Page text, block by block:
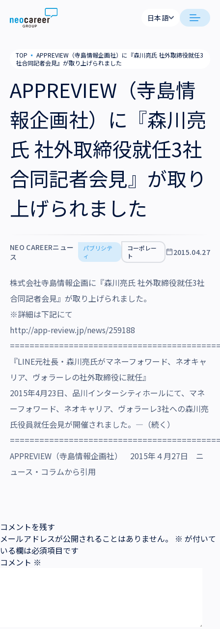
Skip to content
私たちの考え方
就労支援
業務支援
会社概要
役員一覧
拠点一覧
グループ会社
サステナビリティ
採用情報
日本語
TOP ▪ APPREVIEW（寺島情報企画社）に『森川亮氏 社外取締役就任3
社合同記者会見』が取り上げられました
APPREVIEW（寺島情
報企画社）に『森川亮
氏 社外取締役就任3社
合同記者会見』が取り
上げられました
NEO CAREERニュー
ス
パブリシテ
ィ
コーポレー
ト
2015.04.27
株式会社寺島情報企画に『森川亮氏 社外取締役就任3社
合同記者会見』が取り上げられました。
※詳細は下記にて
http://app-review.jp/news/259188
『LINE元社長・森川亮氏がマネーフォワード、ネオキャ
リア、ヴォラーレの社外取締役に就任』
2015年4月23日、品川インターシティホールにて、マネ
ーフォワード、ネオキャリア、ヴォラーレ3社への森川亮
氏役員就任会見が開催されました。―（続く）
APPREVIEW（寺島情報企画社） 2015年４月27日 ニ
ュース・コラムから引用
コメントを残す
メールアドレスが公開されることはありません。
※ が付いて
いる欄は必須項目です
コメント ※